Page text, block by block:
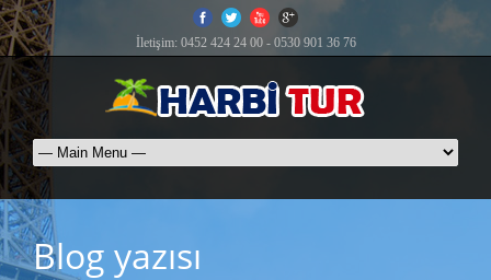
İletişim: 0452 424 24 00 - 0530 901 36 76
Blog yazısı